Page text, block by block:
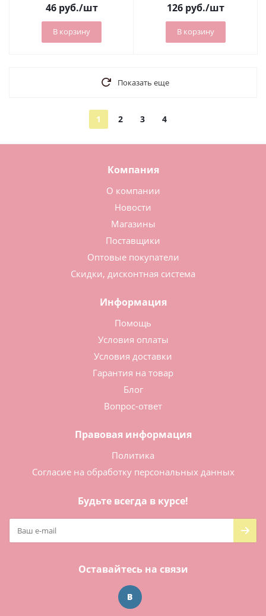
46руб./шт
В корзину
126 руб./шт
В корзину
Показать еще
1 2 3 4
Компания
О компании
Новости
Магазины
Поставщики
Оптовые покупатели
Скидки, дисконтная система
Информация
Помощь
Условия оплаты
Условия доставки
Гарантия на товар
Блог
Вопрос-ответ
Правовая информация
Политика
Согласие на обработку персональных данных
Будьте всегда в курсе!
Оставайтесь на связи